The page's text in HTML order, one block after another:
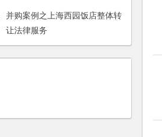
并购案例之上海西园饭店整体转
让法律服务